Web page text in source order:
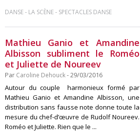
DANSE- LA SCÈNE- SPECTACLES DANSE
Mathieu Ganio et Amandine
Albisson subliment le Roméo
et Juliette de Noureev
Par Caroline Dehouck- 29/03/2016
Autour du couple harmonieux formé par
Mathieu Ganio et Amandine Albisson, une
distribution sans fausse note donne toute la
mesure du chef-d’œuvre de Rudolf Noureev.
Roméo et Juliette. Rien que le ...